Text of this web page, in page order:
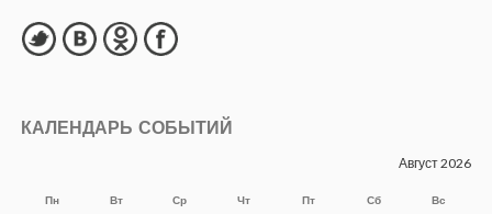
КАЛЕНДАРЬ СОБЫТИЙ
Август 2026
Пн Вт Ср Чт Пт Сб Вс